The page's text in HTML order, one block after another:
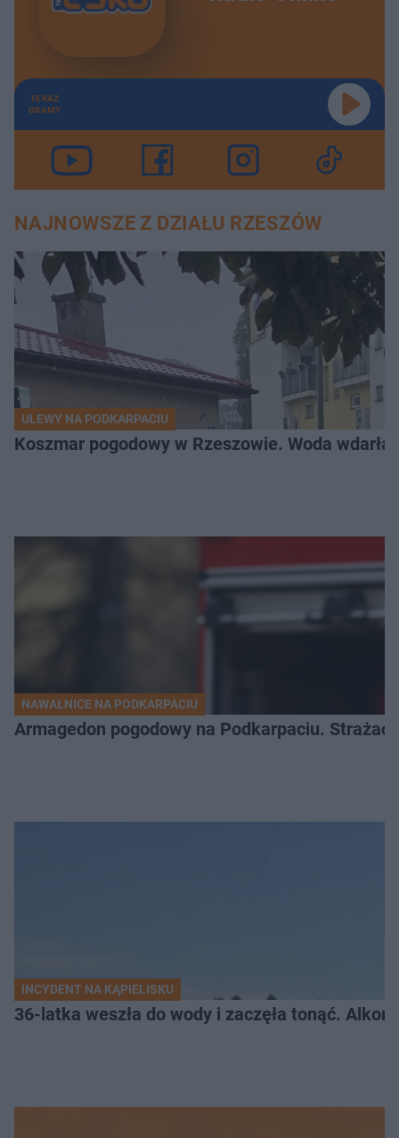
TERAZ
GRAMY
NAJNOWSZE Z DZIAŁU RZESZÓW
ULEWY NA PODKARPACIU
Koszmar pogodowy w Rzeszowie. Woda
NAWAŁNICE NA PODKARPACIU
Armagedon pogodowy na Podkarpaciu.
INCYDENT NA KĄPIELISKU
36-latka weszła do wody i zaczęła tonąć.